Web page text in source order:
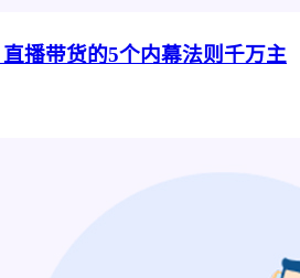
播带货的5个内幕法则千万主